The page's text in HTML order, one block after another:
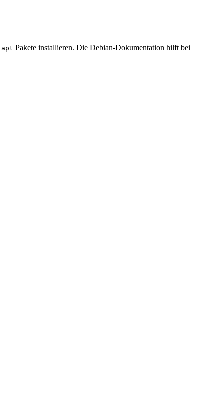
apt Pakete installieren. Die Debian-Dokumentation hilft bei